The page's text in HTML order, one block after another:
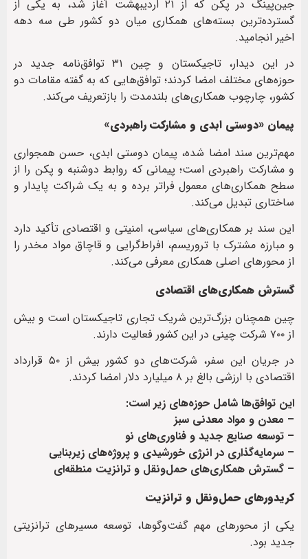
جین‌پینگ در پکن که از ۲۱ اردیبهشت آغاز شد، به یکی از
گسترده‌ترین بسته‌های همکاری میان دو کشور طی سه دهه
اخیر انجامید.
در این دیدار، تاجیکستان و چین ۳۱ توافق‌نامه جدید در
حوزه‌های مختلف امضا کردند؛ توافق‌هایی که به گفته مقامات دو
کشور، چارچوب همکاری‌های بلندمدت را بازتعریف می‌کند.
پیمان «دوستی ابدی و مشارکت راهبردی»
مهم‌ترین سند امضا شده، پیمان دوستی ابدی، حسن همجواری
و مشارکت راهبردی است؛ پیمانی که روابط دوشنبه و پکن را از
سطح همکاری‌های معمول فراتر برده و به یک شراکت پایدار و
ساختاری تبدیل می‌کند.
این سند بر همکاری‌های سیاسی، امنیتی و اقتصادی تأکید دارد
و مبارزه مشترک با تروریسم، افراط‌گرایی و قاچاق مواد مخدر را
از محورهای اصلی همکاری معرفی می‌کند.
گسترش همکاری‌های اقتصادی
چین همچنان بزرگ‌ترین شریک تجاری تاجیکستان است و بیش
از ۷۰۰ شرکت چینی در این کشور فعالیت دارند.
در جریان این سفر، شرکت‌های دو کشور بیش از ۵۰ قرارداد
اقتصادی با ارزشی بالغ بر ۸ میلیارد دلار امضا کردند.
این توافق‌ها شامل حوزه‌های زیر است:
– معدن و مواد معدنی سبز
– توسعه صنایع جدید و فناوری‌های نو
– سرمایه‌گذاری در انرژی خورشیدی و پروژه‌های زیربنایی
– گسترش همکاری‌های حمل‌ونقل و ترانزیت منطقه‌ای
کریدورهای حمل‌ونقل و ترانزیت
یکی از محورهای مهم گفت‌وگوها، توسعه مسیرهای ترانزیتی
جدید بود.